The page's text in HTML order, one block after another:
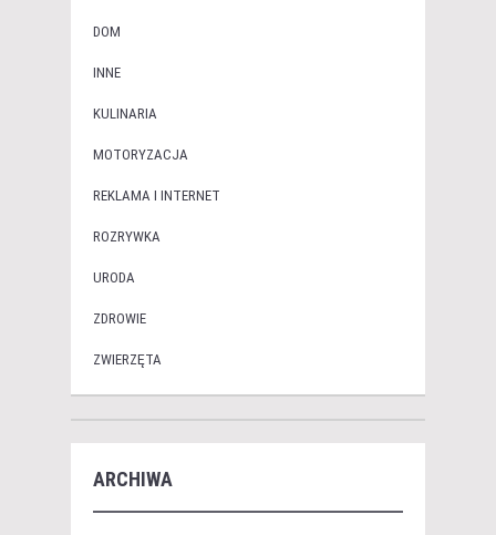
DOM
INNE
KULINARIA
MOTORYZACJA
REKLAMA I INTERNET
ROZRYWKA
URODA
ZDROWIE
ZWIERZĘTA
ARCHIWA